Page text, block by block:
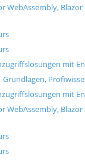
WebAssembly,
mit
Grundlagen,
mit
WebAssembly,